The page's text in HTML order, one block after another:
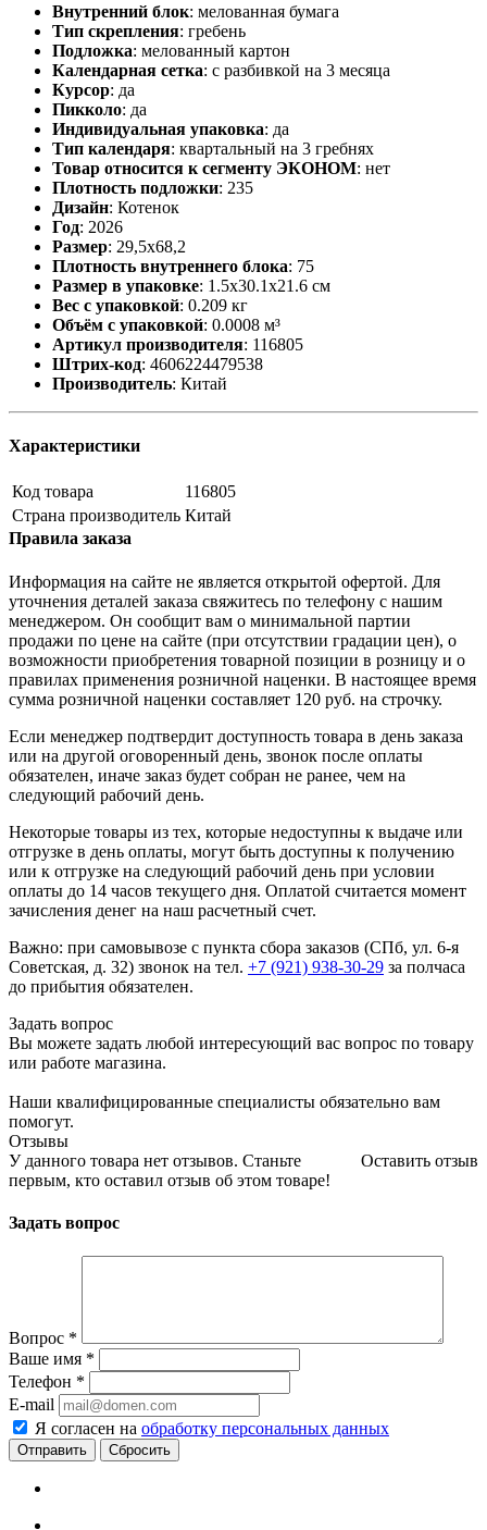
Внутренний блок: мелованная бумага
Тип скрепления: гребень
Подложка: мелованный картон
Календарная сетка: с разбивкой на 3 месяца
Курсор: да
Пикколо: да
Индивидуальная упаковка: да
Тип календаря: квартальный на 3 гребнях
Товар относится к сегменту ЭКОНОМ: нет
Плотность подложки: 235
Дизайн: Котенок
Год: 2026
Размер: 29,5х68,2
Плотность внутреннего блока: 75
Размер в упаковке: 1.5x30.1x21.6 см
Вес с упаковкой: 0.209 кг
Объём с упаковкой: 0.0008 м³
Артикул производителя: 116805
Штрих-код: 4606224479538
Производитель: Китай
Характеристики
Код товара
116805
Страна производитель Китай
Правила заказа
Информация на сайте не является открытой офертой. Для
уточнения деталей заказа свяжитесь по телефону с нашим
менеджером. Он сообщит вам о минимальной партии
продажи по цене на сайте (при отсутствии градации цен), о
возможности приобретения товарной позиции в розницу и о
правилах применения розничной наценки. В настоящее время
сумма розничной наценки составляет 120 руб. на строчку.
Если менеджер подтвердит доступность товара в день заказа
или на другой оговоренный день, звонок после оплаты
обязателен, иначе заказ будет собран не ранее, чем на
следующий рабочий день.
Некоторые товары из тех, которые недоступны к выдаче или
отгрузке в день оплаты, могут быть доступны к получению
или к отгрузке на следующий рабочий день при условии
оплаты до 14 часов текущего дня. Оплатой считается момент
зачисления денег на наш расчетный счет.
Важно: при самовывозе с пункта сборa заказов (СПб, ул. 6-я
Советская, д. 32) звонок на тел. +7 (921) 938-30-29 за полчаса
до прибытия обязателен.
Задать вопрос
Вы можете задать любой интересующий вас вопрос по товару
или работе магазина.
Наши квалифицированные специалисты обязательно вам
помогут.
Отзывы
Оставить отзыв
У данного товара нет отзывов. Станьте
первым, кто оставил отзыв об этом товаре!
Задать вопрос
Вопрос *
Ваше имя *
Телефон *
E-mail
Я согласен на обработку персональных данных
Сбросить